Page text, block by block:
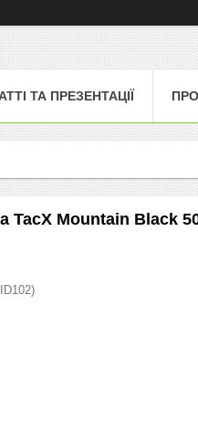
ТА ПРЕЗЕНТАЦІЇ
TacX Mountain Black